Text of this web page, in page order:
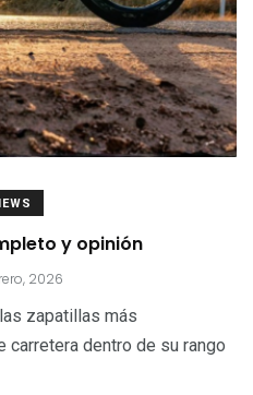
y opinión
2026
zapatillas más
dentro de su rango